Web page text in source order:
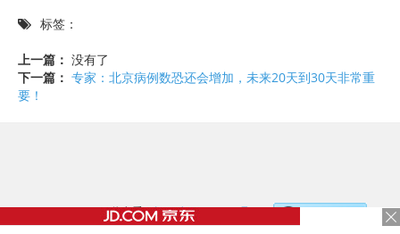
标签：
上一篇： 没有了
下一篇： 专家：北京病例数恐还会增加，未来20天到30天非常重
要！
©2017 - 2020 / 信息看 /粤ICP备17153186号-2，